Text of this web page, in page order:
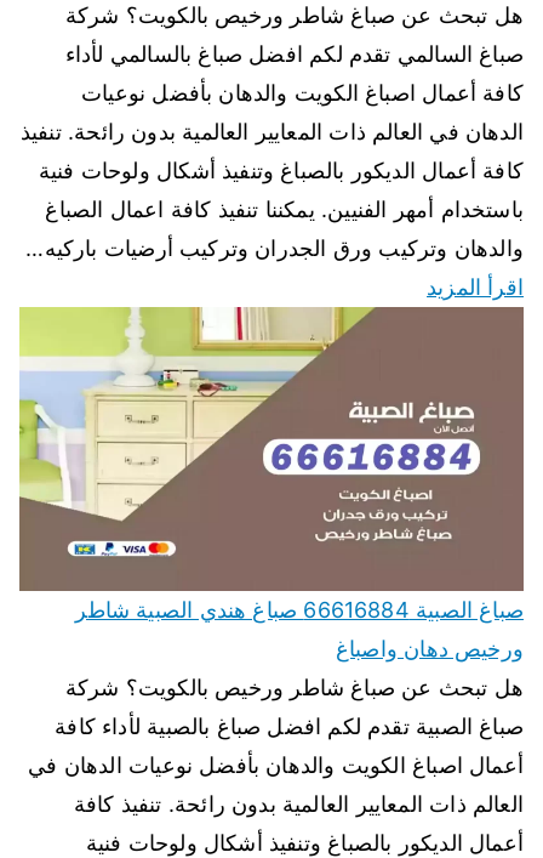
هل تبحث عن صباغ شاطر ورخيص بالكويت؟ شركة
صباغ السالمي تقدم لكم افضل صباغ بالسالمي لأداء
كافة أعمال اصباغ الكويت والدهان بأفضل نوعيات
الدهان في العالم ذات المعايير العالمية بدون رائحة. تنفيذ
كافة أعمال الديكور بالصباغ وتنفيذ أشكال ولوحات فنية
باستخدام أمهر الفنيين. يمكننا تنفيذ كافة اعمال الصباغ
والدهان وتركيب ورق الجدران وتركيب أرضيات باركيه…
اقرأ المزيد
صباغ الصبية 66616884 صباغ هندي الصبية شاطر
ورخيص دهان واصباغ
هل تبحث عن صباغ شاطر ورخيص بالكويت؟ شركة
صباغ الصبية تقدم لكم افضل صباغ بالصبية لأداء كافة
أعمال اصباغ الكويت والدهان بأفضل نوعيات الدهان في
العالم ذات المعايير العالمية بدون رائحة. تنفيذ كافة
أعمال الديكور بالصباغ وتنفيذ أشكال ولوحات فنية